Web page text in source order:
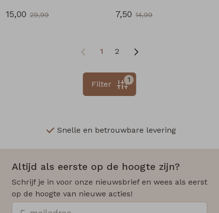
15,00 29,99
7,50 14,99
1 2
1
Filter
Snelle en betrouwbare levering
Altijd als eerste op de hoogte zijn?
Schrijf je in voor onze nieuwsbrief en wees als eerst
op de hoogte van nieuwe acties!